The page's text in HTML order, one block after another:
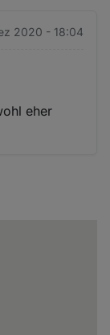
2020 - 18:04
eher